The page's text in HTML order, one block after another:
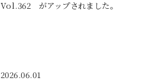
Vol.362 がアップされました。
2026.06.01